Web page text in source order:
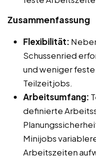
Zusammenfassung
Flexibilität:
Schussenried
und weniger
Teilzeitjobs.
Arbeitsumfang:
definierte
Minijobs
Arbeitszeiten